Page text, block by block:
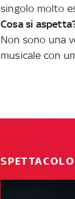
singolo molto
Cosa si
Non sono una
musicale con